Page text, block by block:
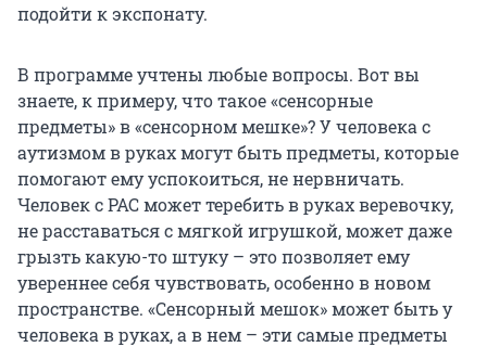
подойти к экспонату.
В программе учтены любые вопросы. Вот вы
знаете, к примеру, что такое «сенсорные
предметы» в «сенсорном мешке»? У человека с
аутизмом в руках могут быть предметы, которые
помогают ему успокоиться, не нервничать.
Человек с РАС может теребить в руках веревочку,
не расставаться с мягкой игрушкой, может даже
грызть какую-то штуку – это позволяет ему
увереннее себя чувствовать, особенно в новом
пространстве. «Сенсорный мешок» может быть у
человека в руках, а в нем – эти самые предметы